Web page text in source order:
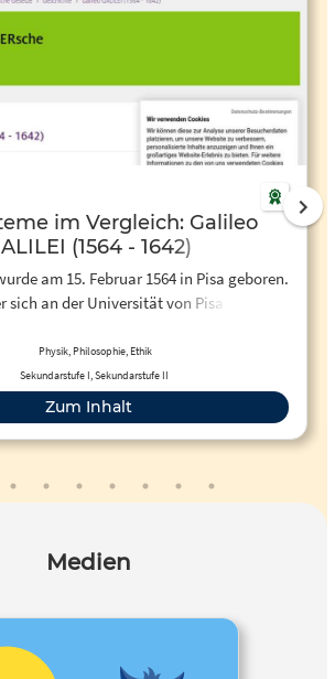
im Vergleich: Galileo
(1564 - 1642)
am 15. Februar 1564 in Pisa geboren.
sich an der Universität von Pisa ein. Er
Physik, Philosophie, Ethik
Sekundarstufe I, Sekundarstufe II
Zum Inhalt
Medien